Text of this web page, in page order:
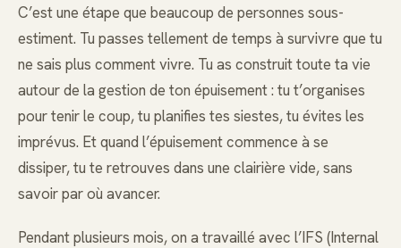
C’est une étape que beaucoup de personnes sous-
estiment. Tu passes tellement de temps à survivre que tu
ne sais plus comment vivre. Tu as construit toute ta vie
autour de la gestion de ton épuisement : tu t’organises
pour tenir le coup, tu planifies tes siestes, tu évites les
imprévus. Et quand l’épuisement commence à se
dissiper, tu te retrouves dans une clairière vide, sans
savoir par où avancer.
Pendant plusieurs mois, on a travaillé avec l’IFS (Internal